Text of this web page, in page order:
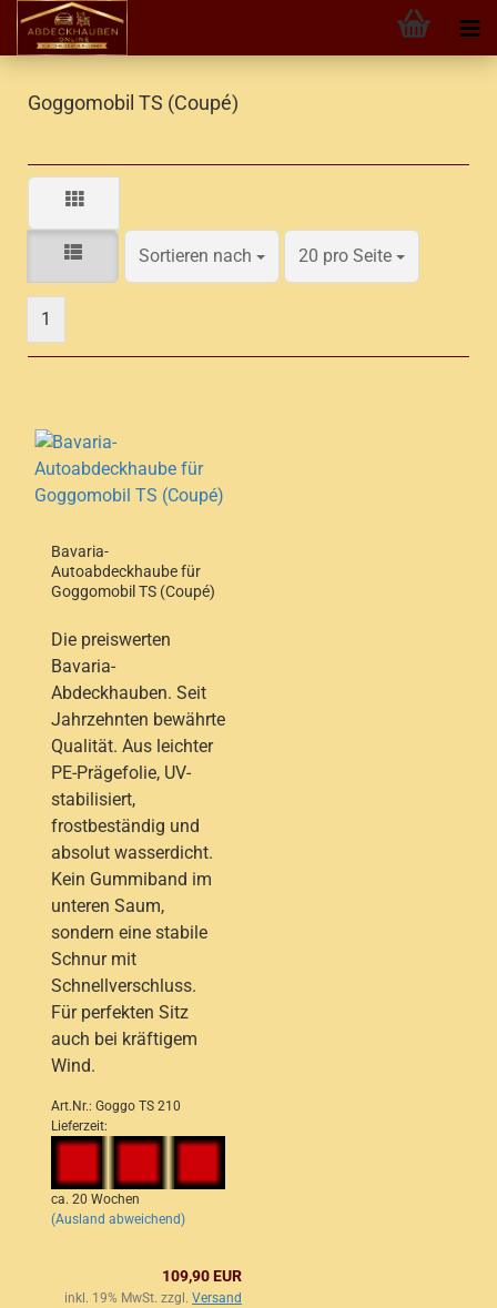
Goggomobil TS (Coupé)
Sortieren nach
Sortieren nach 20 pro Seite
pro Seite
1
Bavaria-
Autoabdeckhaube für
Goggomobil TS (Coupé)
Die preiswerten
Bavaria-
Abdeckhauben. Seit
Jahrzehnten bewährte
Qualität. Aus leichter
PE-Prägefolie, UV-
stabilisiert,
frostbeständig und
absolut wasserdicht.
Kein Gummiband im
unteren Saum,
sondern eine stabile
Schnur mit
Schnellverschluss.
Für perfekten Sitz
auch bei kräftigem
Wind.
Art.Nr.: Goggo TS 210
Lieferzeit:
ca. 20 Wochen
(Ausland abweichend)
109,90 EUR
inkl. 19% MwSt. zzgl. Versand